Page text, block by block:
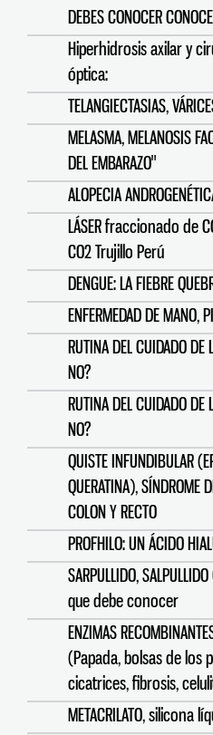
DEBES CONOCER
Hiperhidrosis axilar y
óptica:
TELANGIECTASIAS,
MELASMA, MELANOSIS
DEL EMBARAZO"
ALOPECIA
LÁSER fraccionado de
CO2 Trujillo Perú
DENGUE: LA FIEBRE
ENFERMEDAD DE MANO,
RUTINA DEL CUIDADO
NO?
RUTINA DEL CUIDADO
NO?
QUISTE INFUNDIBULAR
QUERATINA), SÍNDROME
COLON Y RECTO
PROFHILO: UN ÁCIDO
SARPULLIDO,
que debe conocer
ENZIMAS
(Papada, bolsas de los
cicatrices, fibrosis,
METACRILATO,